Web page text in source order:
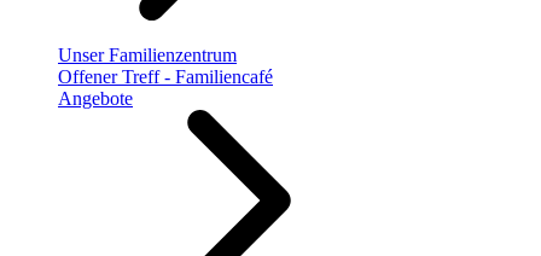
Unser Familienzentrum
Offener Treff - Familiencafé
Angebote